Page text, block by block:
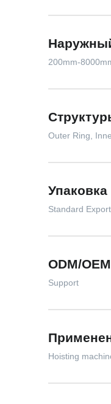
200mm-
Outer Ring,
Упаковка
Standard
ODM/OEM
Support
Hoisting